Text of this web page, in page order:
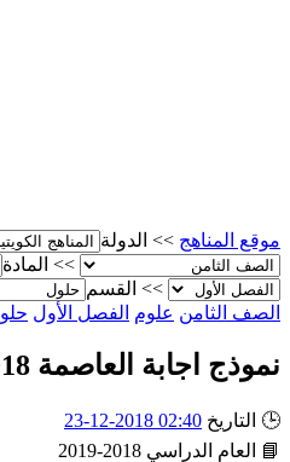
المناهج >> الدولة
>> المادة
>> القسم
الثامن علوم الفصل الأول حلول
اجابة العاصمة 2018/
التاريخ 02:40 2018-12-23
العام الدراسي 2018-2019